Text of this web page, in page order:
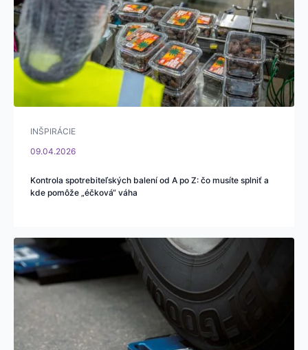
INŠPIRÁCIE
09.04.2026
Kontrola spotrebiteľských balení od A po Z: čo musíte splniť a
kde pomôže „éčková“ váha